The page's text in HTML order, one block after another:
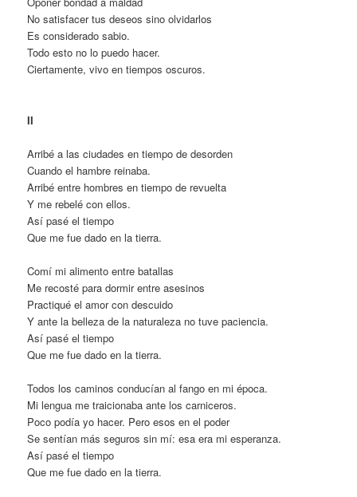
No satisfacer tus deseos sino olvidarlos
Es considerado sabio.
Todo esto no lo puedo hacer.
Ciertamente, vivo en tiempos oscuros.
II
Arribé a las ciudades en tiempo de desorden
Cuando el hambre reinaba.
Arribé entre hombres en tiempo de revuelta
Y me rebelé con ellos.
Así pasé el tiempo
Que me fue dado en la tierra.
Comí mi alimento entre batallas
Me recosté para dormir entre asesinos
Practiqué el amor con descuido
Y ante la belleza de la naturaleza no tuve paciencia.
Así pasé el tiempo
Que me fue dado en la tierra.
Todos los caminos conducían al fango en mi época.
Mi lengua me traicionaba ante los carniceros.
Poco podía yo hacer. Pero esos en el poder
Se sentían más seguros sin mí: esa era mi esperanza.
Así pasé el tiempo
Que me fue dado en la tierra.